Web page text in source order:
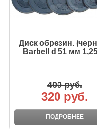
Диск обрезин.
Barbell d 51 мм
400 руб.
320 руб.
ПОДРОБНЕЕ